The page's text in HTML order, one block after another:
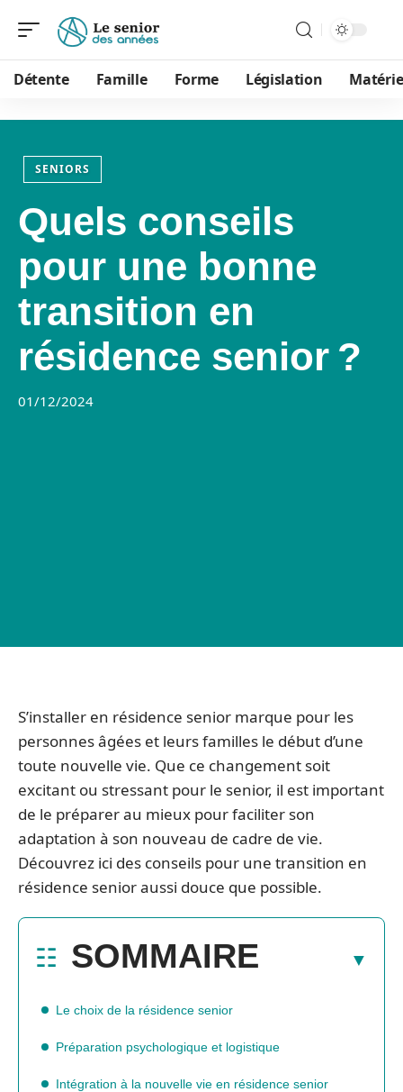
Détente Famille Forme Législation
SENIORS
Quels conseils
pour une bonne
transition en
résidence senior ?
01/12/2024
S’installer en résidence senior marque pour les
personnes âgées et leurs familles le début d’une
toute nouvelle vie. Que ce changement soit
excitant ou stressant pour le senior, il est important
de le préparer au mieux pour faciliter son
adaptation à son nouveau de cadre de vie.
Découvrez ici des conseils pour une transition en
résidence senior aussi douce que possible.
SOMMAIRE
Le choix de la résidence senior
Préparation psychologique et logistique
Intégration à la nouvelle vie en résidence senior